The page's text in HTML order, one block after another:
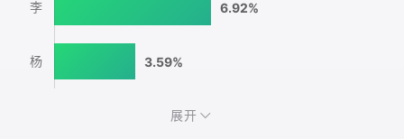
6.92%
李
3.59%
杨
展开